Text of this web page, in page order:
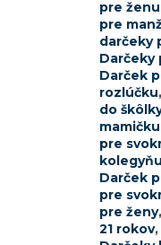
pre ženu
pre
darčeky
Darčeky
Darček
rozlúčku,
do
mamičku
pre
Darček
pre
pre ženy,
21 rokov,